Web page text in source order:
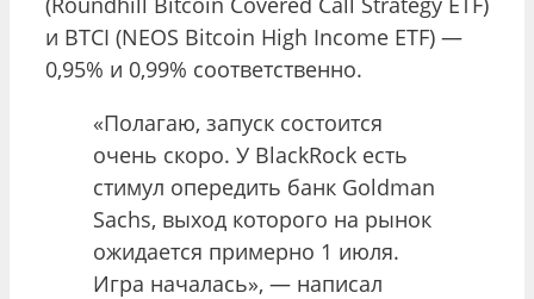
и BTCI (NEOS Bitcoin High Income ETF) —
0,95% и 0,99% соответственно.
«Полагаю, запуск состоится
очень скоро. У BlackRock есть
стимул опередить банк Goldman
Sachs, выход которого на рынок
ожидается примерно 1 июля.
Игра началась», — написал